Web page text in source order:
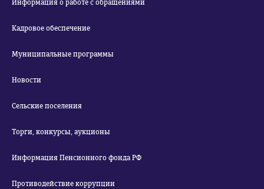
Информация о работе с обращениями
Кадровое обеспечение
Муниципальные программы
Новости
Сельские поселения
Торги, конкурсы, аукционы
Информация Пенсионного фонда РФ
Противодействие коррупции